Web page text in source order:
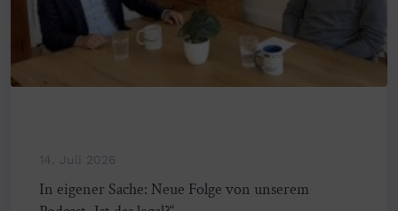
14. Juli 2026
In eigener Sache: Neue Folge von unserem